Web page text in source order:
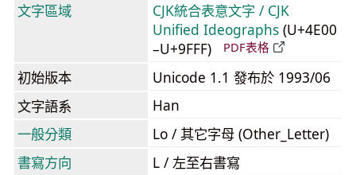
文字區域
CJK統合表意文字 / CJK
Unified Ideographs (U+4E00
–U+9FFF)
PDF表格
初始版本
Unicode 1.1 發布於 1993/06
文字語系
Han
一般分類
Lo / 其它字母 (Other_Letter)
書寫方向
L / 左至右書寫